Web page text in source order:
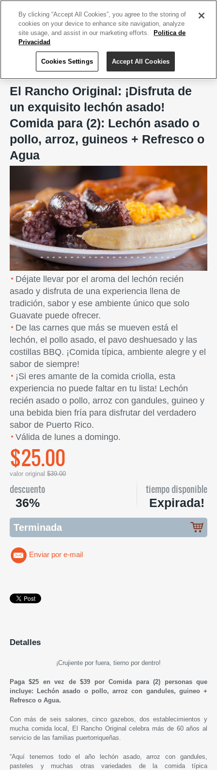
El Rancho Original, Guavate
El Rancho Original: ¡Disfruta de
un exquisito lechón asado!
Comida para (2): Lechón asado o
pollo, arroz, guineos + Refresco o
Agua
Previous Next
Déjate llevar por el aroma del lechón recién
asado y disfruta de una experiencia llena de
tradición, sabor y ese ambiente único que solo
Guavate puede ofrecer.
De las carnes que más se mueven está el
lechón, el pollo asado, el pavo deshuesado y las
costillas BBQ. ¡Comida típica, ambiente alegre y el
sabor de siempre!
¡Si eres amante de la comida criolla, esta
experiencia no puede faltar en tu lista! Lechón
recién asado o pollo, arroz con gandules, guineo y
una bebida bien fría para disfrutar del verdadero
sabor de Puerto Rico.
Válida de lunes a domingo.
$25.00
valor original $39.00
descuento
36%
tiempo disponible
Expirada!
Terminada
Enviar por e-mail
Detalles
¡Crujiente por fuera, tierno por dentro!
Paga $25 en vez de $39 por Comida para (2) personas que
incluye: Lechón asado o pollo, arroz con gandules, guineo +
Refresco o Agua.
Con más de seis salones, cinco gazebos, dos establecimientos y
mucha comida local, El Rancho Original celebra más de 60 años al
servicio de las familias puertorriqueñas.
“Aquí tenemos todo el año lechón asado, arroz con gandules,
pasteles y muchas otras variedades de la comida típica
By clicking “Accept All Cookies”, you agree to the storing of
cookies on your device to enhance site navigation, analyze
site usage, and assist in our marketing efforts.
Politica de
Privacidad
Cookies Settings Accept All Cookies